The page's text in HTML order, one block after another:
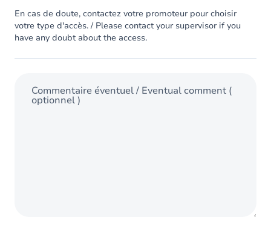
En cas de doute, contactez votre promoteur pour choisir
votre type d'accès. / Please contact your supervisor if you
have any doubt about the access.
Commentaire éventuel / Eventual comment (
optionnel )